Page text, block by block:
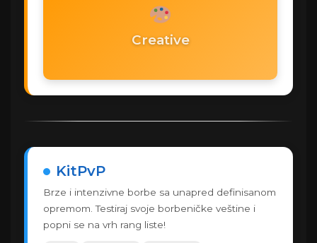
Creative
KitPvP
Brze i intenzivne borbe sa unapred definisanom
opremom. Testiraj svoje borbeničke veštine i
popni se na vrh rang liste!